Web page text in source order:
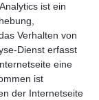
ist ein
Verhalten von
Dienst erfasst
eine
ist
der Internetseite